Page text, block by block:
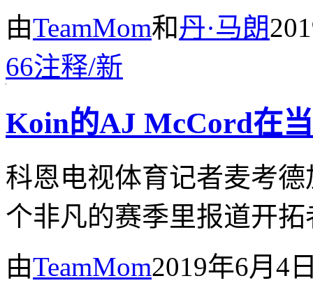
由TeamMom和丹·马朗
66注释/新
Koin的AJ McCord在
科恩电视体育记者麦考
个非凡的赛季里报道开拓
由TeamMom2019年6月4